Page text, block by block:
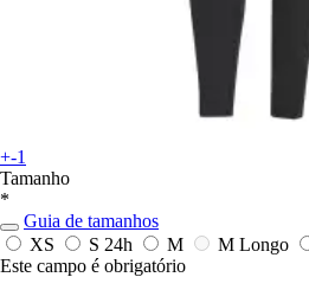
+-1
Tamanho
*
Guia de tamanhos
XS
S 24h M M Longo
Este campo é obrigatório